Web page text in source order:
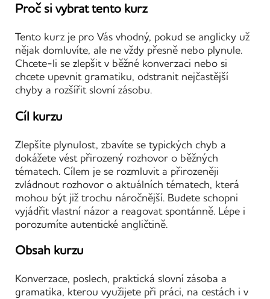
Proč si vybrat tento kurz
Tento kurz je pro Vás vhodný, pokud se anglicky už
nějak domluvíte, ale ne vždy přesně nebo plynule.
Chcete-li se zlepšit v běžné konverzaci nebo si
chcete upevnit gramatiku, odstranit nejčastější
chyby a rozšířit slovní zásobu.
Cíl kurzu
Zlepšíte plynulost, zbavíte se typických chyb a
dokážete vést přirozený rozhovor o běžných
tématech. Cílem je se rozmluvit a přirozeněji
zvládnout rozhovor o aktuálních tématech, která
mohou být již trochu náročnější. Budete schopni
vyjádřit vlastní názor a reagovat spontánně. Lépe i
porozumíte autentické angličtině.
Obsah kurzu
Konverzace, poslech, praktická slovní zásoba a
gramatika, kterou využijete při práci, na cestách i v